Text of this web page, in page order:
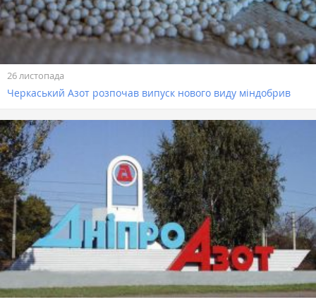
26 листопада
Черкаський Азот розпочав випуск нового виду міндобрив